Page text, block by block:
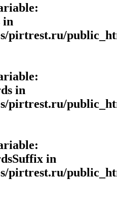
in
pirtrest.ru/
in
pirtrest.ru/
in
pirtrest.ru/